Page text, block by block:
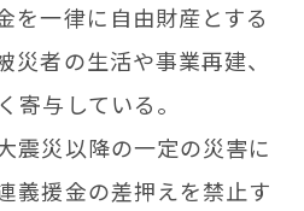
を一律に自由財産とする
災者の生活や事業再建、
寄与している。
震災以降の一定の災害に
義援金の差押えを禁止す